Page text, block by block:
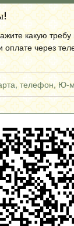
какую
через
телефон, Ю-